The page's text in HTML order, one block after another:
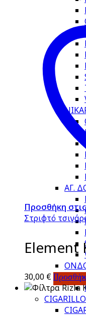
ΑΓ.
Προσθήκη
Στριφτό
Element
30,00 €